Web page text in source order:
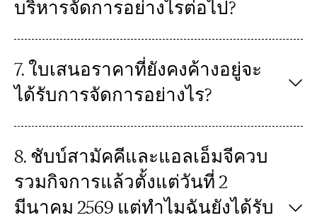
บริหารจัดการอย่างไรต่อไป?
7. ใบเสนอราคาที่ยังคงค้างอยู่จะ
ได้รับการจัดการอย่างไร?
8. ชับบ์สามัคคีและแอลเอ็มจีควบ
รวมกิจการแล้วตั้งแต่วันที่ 2
มีนาคม 2569 แต่ทำไมฉันยังได้รับ